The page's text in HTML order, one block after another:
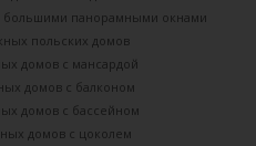
большими панорамными окнами
польских домов
домов с мансардой
домов с балконом
домов с бассейном
домов с цоколем